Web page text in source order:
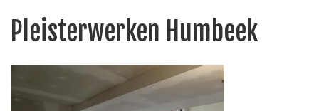
Pleisterwerken Humbeek